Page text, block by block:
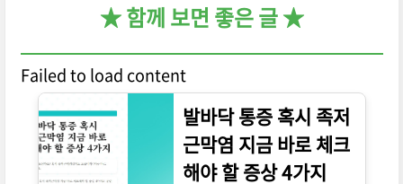
★ 함께 보면 좋은 글 ★
Failed to load content
발바닥 통증 혹시 족저
근막염 지금 바로 체크
해야 할 증상 4가지